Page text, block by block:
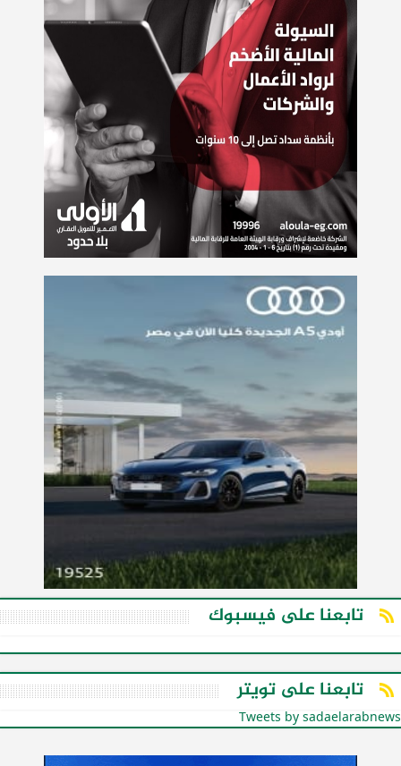
تابعنا على فيسبوك
تابعنا على تويتر
Tweets by sadaelarabnews